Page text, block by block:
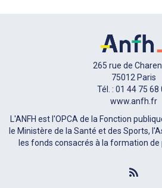
265 rue de
75012 Paris
Tél. : 01 44 75 68
www.anfh.fr
L'ANFH est l'OPCA de la Fonction
le Ministère de la Santé et des Sports,
les fonds consacrés à la formation